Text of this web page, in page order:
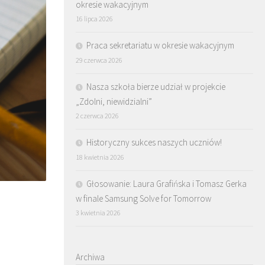
okresie wakacyjnym
16 lipca 2026
Praca sekretariatu w okresie wakacyjnym
29 czerwca 2026
Nasza szkoła bierze udział w projekcie
„Zdolni, niewidzialni”
2 czerwca 2026
Historyczny sukces naszych uczniów!
18 kwietnia 2026
Głosowanie: Laura Grafińska i Tomasz Gerka
w finale Samsung Solve for Tomorrow
3 kwietnia 2026
Archiwa